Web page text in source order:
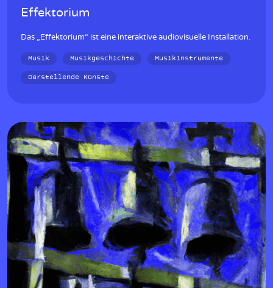
Effektorium
Das „Effektorium“ ist eine interaktive audiovisuelle Installation.
Musik Musikgeschichte
Musikinstrumente
Darstellende Künste